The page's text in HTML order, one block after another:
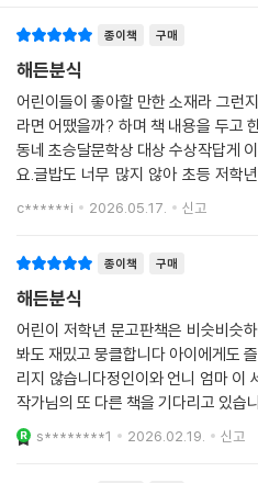
종이책 구매
해든분식
어린이들이 좋아할 만한 소재라 그런
라면 어땠을까? 하며 책 내용을 두고
동네 초승달문학상 대상 수상작답게
요.글밥도 너무 많지 않아 초등 저학
좋은 책 같아요. 추천합니다!
c******i 2026.05.17. 신고
종이책 구매
해든분식
어린이 저학년 문고판책은 비슷비슷
봐도 재밌고 뭉클합니다 아이에게도
리지 않습니다정인이와 언니 엄마 이
작가님의 또 다른 책을 기다리고 있습
s********1 2026.02.19. 신고